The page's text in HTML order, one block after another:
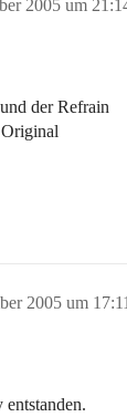
2005 um
der Refrain
2005 um 17:11